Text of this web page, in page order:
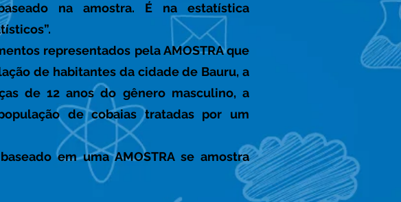
na amostra. É na estatística
representados pela AMOSTRA que
de habitantes da cidade de Bauru, a
de 12 anos do gênero masculino, a
de cobaias tratadas por um
em uma AMOSTRA se amostra